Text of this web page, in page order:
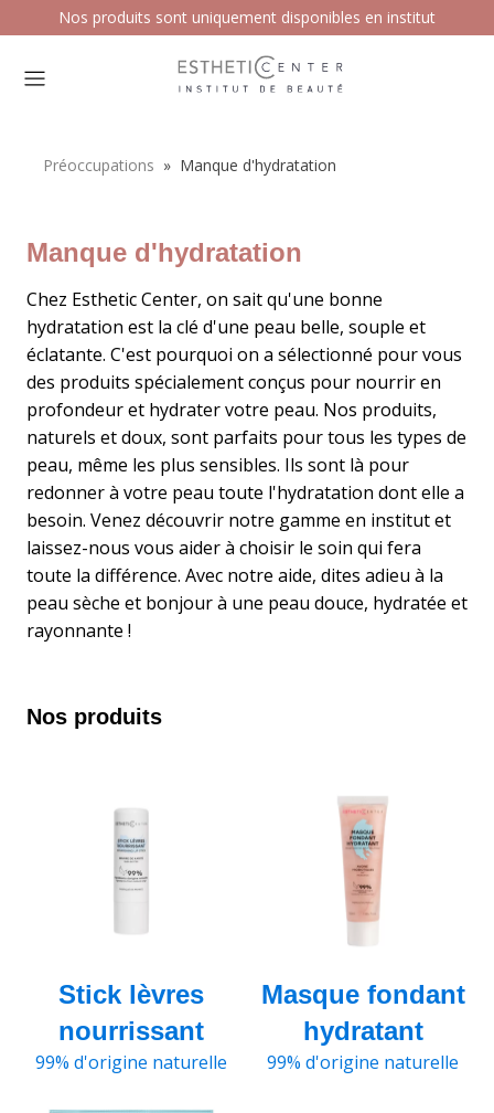
Nos produits sont uniquement disponibles en institut
Préoccupations » Manque d'hydratation
Manque d'hydratation
Chez Esthetic Center, on sait qu'une bonne
hydratation est la clé d'une peau belle, souple et
éclatante. C'est pourquoi on a sélectionné pour vous
des produits spécialement conçus pour nourrir en
profondeur et hydrater votre peau. Nos produits,
naturels et doux, sont parfaits pour tous les types de
peau, même les plus sensibles. Ils sont là pour
redonner à votre peau toute l'hydratation dont elle a
besoin. Venez découvrir notre gamme en institut et
laissez-nous vous aider à choisir le soin qui fera
toute la différence. Avec notre aide, dites adieu à la
peau sèche et bonjour à une peau douce, hydratée et
rayonnante !
Nos produits
Stick lèvres
nourrissant
99% d'origine naturelle
Masque fondant
hydratant
99% d'origine naturelle